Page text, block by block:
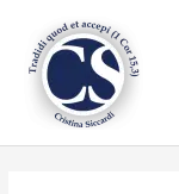
contenuto